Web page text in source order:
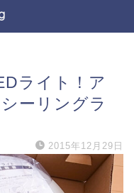
ライト！ア
ーリングラ
2015年12月29日